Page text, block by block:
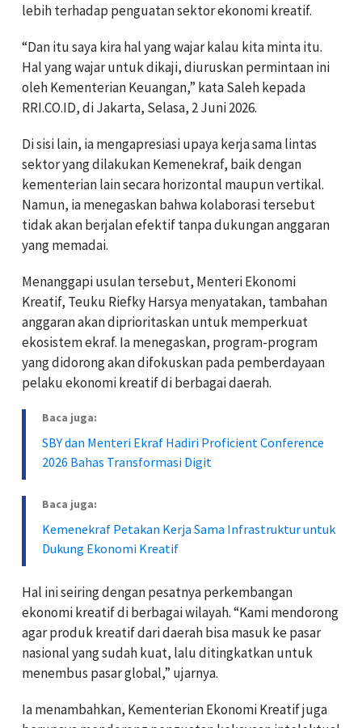
lebih terhadap penguatan sektor ekonomi kreatif.
“Dan itu saya kira hal yang wajar kalau kita minta itu.
Hal yang wajar untuk dikaji, diuruskan permintaan ini
oleh Kementerian Keuangan,” kata Saleh kepada
RRI.CO.ID, di Jakarta, Selasa, 2 Juni 2026.
Di sisi lain, ia mengapresiasi upaya kerja sama lintas
sektor yang dilakukan Kemenekraf, baik dengan
kementerian lain secara horizontal maupun vertikal.
Namun, ia menegaskan bahwa kolaborasi tersebut
tidak akan berjalan efektif tanpa dukungan anggaran
yang memadai.
Menanggapi usulan tersebut, Menteri Ekonomi
Kreatif, Teuku Riefky Harsya menyatakan, tambahan
anggaran akan diprioritaskan untuk memperkuat
ekosistem ekraf. Ia menegaskan, program-program
yang didorong akan difokuskan pada pemberdayaan
pelaku ekonomi kreatif di berbagai daerah.
Baca juga:
SBY dan Menteri Ekraf Hadiri Proficient Conference
2026 Bahas Transformasi Digit
Baca juga:
Kemenekraf Petakan Kerja Sama Infrastruktur untuk
Dukung Ekonomi Kreatif
Hal ini seiring dengan pesatnya perkembangan
ekonomi kreatif di berbagai wilayah. “Kami mendorong
agar produk kreatif dari daerah bisa masuk ke pasar
nasional yang sudah kuat, lalu ditingkatkan untuk
menembus pasar global,” ujarnya.
Ia menambahkan, Kementerian Ekonomi Kreatif juga